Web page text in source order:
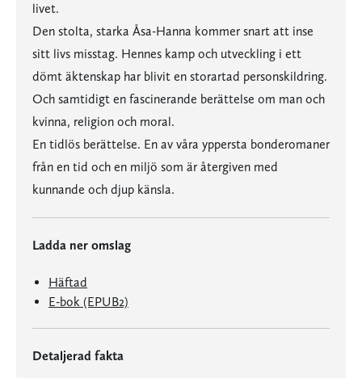
livet.
Den stolta, starka Åsa-Hanna kommer snart att inse
sitt livs misstag. Hennes kamp och utveckling i ett
dömt äktenskap har blivit en storartad personskildring.
Och samtidigt en fascinerande berättelse om man och
kvinna, religion och moral.
En tidlös berättelse. En av våra yppersta bonderomaner
från en tid och en miljö som är återgiven med
kunnande och djup känsla.
Ladda ner omslag
Häftad
E-bok (EPUB2)
Detaljerad fakta